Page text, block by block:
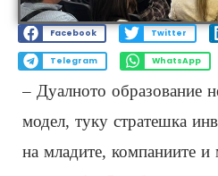
Facebook Twitter
Telegram WhatsApp
– Дуалното образование
модел, туку стратешка
на младите, компаниите и